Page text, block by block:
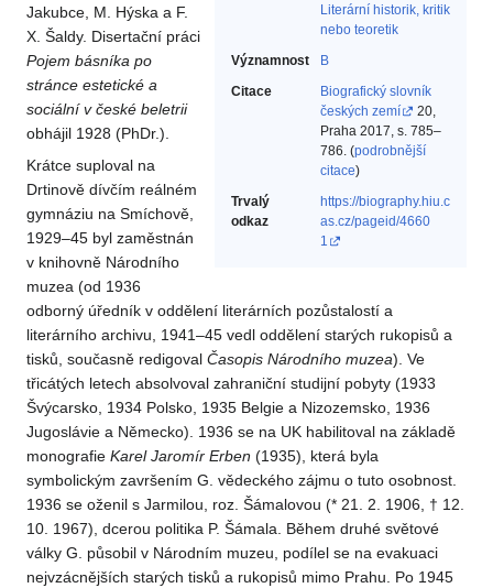
Literární historik, kritik
nebo teoretik‎
Významnost
B
Citace
Biografický slovník
českých zemí
20,
Praha 2017, s. 785–
786. (podrobnější
citace)
Trvalý
odkaz
https://biography.hiu.c
as.cz/pageid/4660
1
Jakubce, M. Hýska a F.
X. Šaldy. Disertační práci
Pojem básníka po
stránce estetické a
sociální v české beletrii
obhájil 1928 (PhDr.).
Krátce suploval na
Drtinově dívčím reálném
gymnáziu na Smíchově,
1929–45 byl zaměstnán
v knihovně Národního
muzea (od 1936
odborný úředník v oddělení literárních pozůstalostí a
literárního archivu, 1941–45 vedl oddělení starých rukopisů a
tisků, současně redigoval Časopis Národního muzea). Ve
třicátých letech absolvoval zahraniční studijní pobyty (1933
Švýcarsko, 1934 Polsko, 1935 Belgie a Nizozemsko, 1936
Jugoslávie a Německo). 1936 se na UK habilitoval na základě
monografie Karel Jaromír Erben (1935), která byla
symbolickým završením G. vědeckého zájmu o tuto osobnost.
1936 se oženil s Jarmilou, roz. Šámalovou (* 21. 2. 1906, † 12.
10. 1967), dcerou politika P. Šámala. Během druhé světové
války G. působil v Národním muzeu, podílel se na evakuaci
nejvzácnějších starých tisků a rukopisů mimo Prahu. Po 1945